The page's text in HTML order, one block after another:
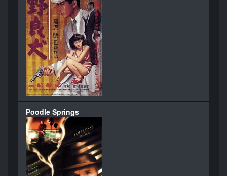
Poodle Springs